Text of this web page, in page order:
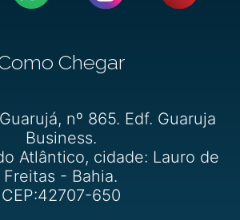
Chegar
nº 865. Edf. Guaruja
Business.
Atlântico, cidade: Lauro de
Freitas - Bahia.
CEP:42707-650